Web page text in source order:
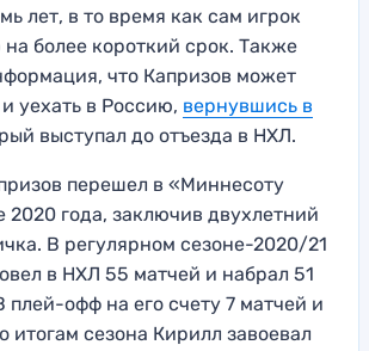
лет, в то время как сам игрок
на более короткий срок. Также
что Капризов может
уехать в Россию, вернувшись в
выступал до отъезда в НХЛ.
перешел в «Миннесоту
2020 года, заключив двухлетний
В регулярном сезоне-2020/21
в НХЛ 55 матчей и набрал 51
плей-офф на его счету 7 матчей и
итогам сезона Кирилл завоевал